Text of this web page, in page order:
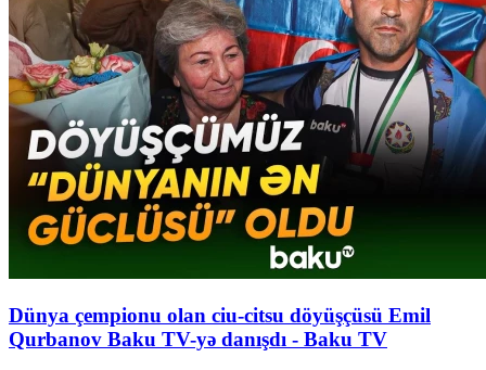
Dünya çempionu olan ciu-citsu döyüşçüsü Emil
Qurbanov Baku TV-yə danışdı - Baku TV